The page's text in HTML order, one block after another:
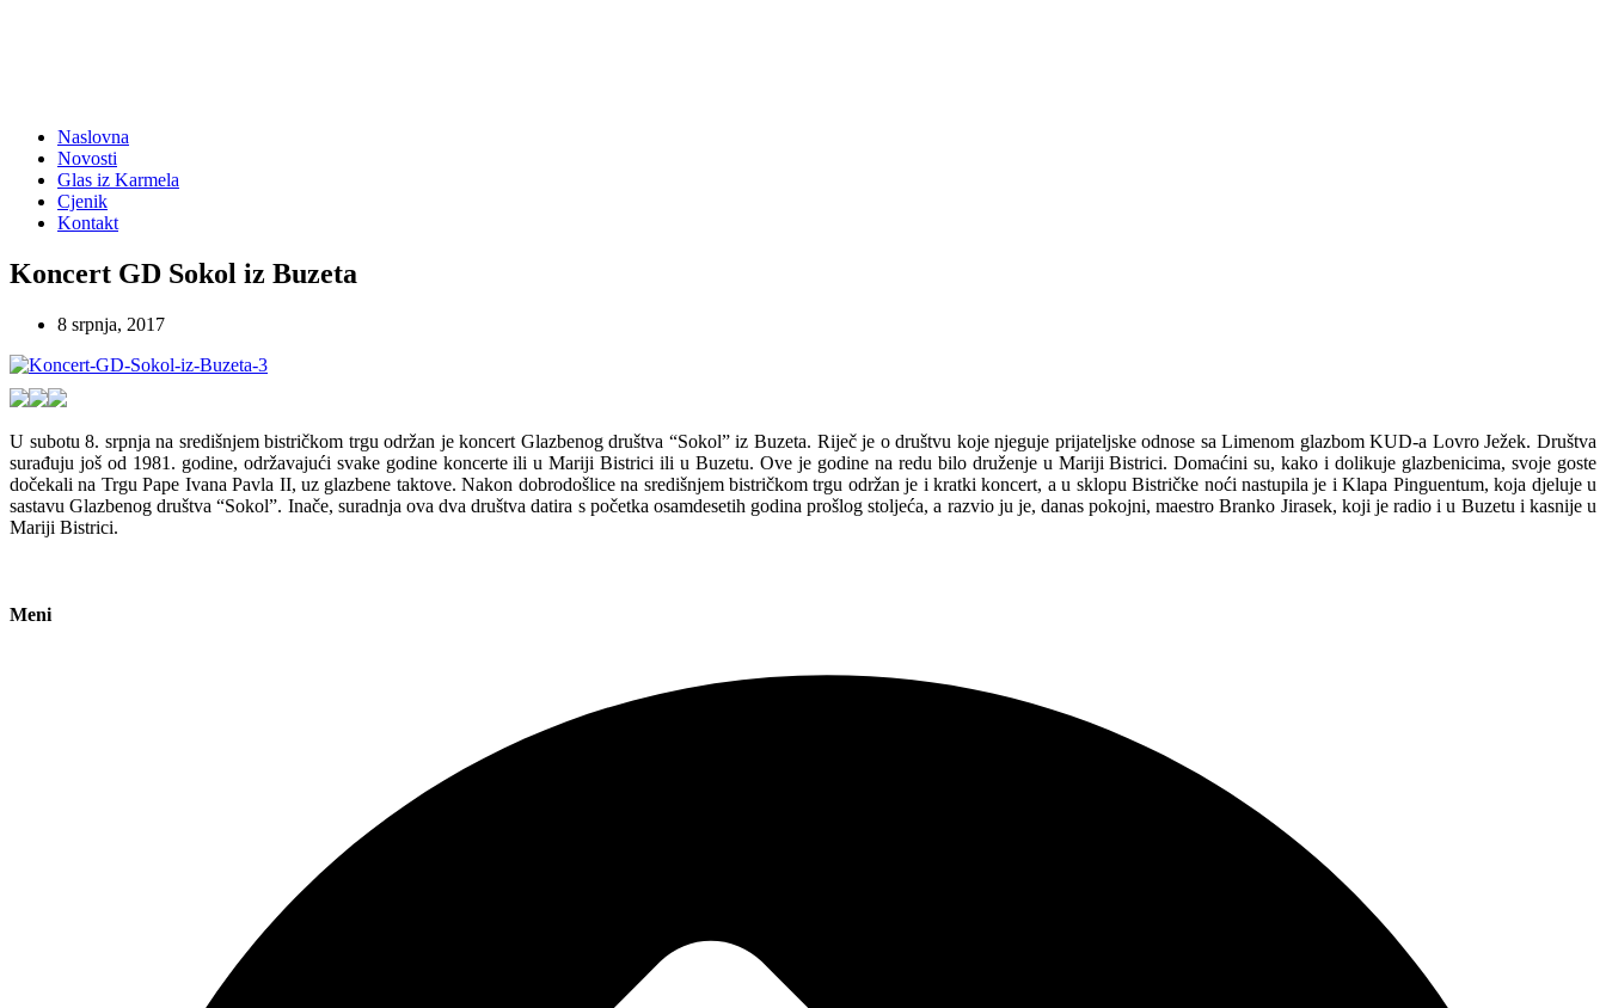
Naslovna
Novosti
Glas iz Karmela
Cjenik
Kontakt
Koncert GD Sokol iz Buzeta
8 srpnja, 2017
U subotu 8. srpnja na središnjem bistričkom trgu održan je koncert Glazbenog društva “Sokol” iz Buzeta. Riječ je o društvu koje njeguje prijateljske odnose sa Limenom glazbom KUD-a Lovro Ježek. Društva
surađuju još od 1981. godine, održavajući svake godine koncerte ili u Mariji Bistrici ili u Buzetu. Ove je godine na redu bilo druženje u Mariji Bistrici. Domaćini su, kako i dolikuje glazbenicima, svoje goste
dočekali na Trgu Pape Ivana Pavla II, uz glazbene taktove. Nakon dobrodošlice na središnjem bistričkom trgu održan je i kratki koncert, a u sklopu Bistričke noći nastupila je i Klapa Pinguentum, koja djeluje u
sastavu Glazbenog društva “Sokol”. Inače, suradnja ova dva društva datira s početka osamdesetih godina prošlog stoljeća, a razvio ju je, danas pokojni, maestro Branko Jirasek, koji je radio i u Buzetu i kasnije u
Mariji Bistrici.
Meni